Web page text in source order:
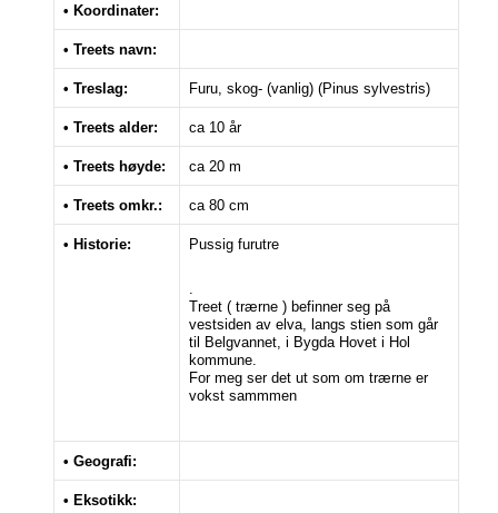
• Koordinater:
• Treets navn:
• Treslag: Furu, skog- (vanlig) (Pinus sylvestris)
• Treets alder: ca 10 år
• Treets høyde: ca 20 m
• Treets omkr.: ca 80 cm
• Historie: Pussig furutre
Treet ( trærne ) befinner seg på
vestsiden av elva, langs stien som går
til Belgvannet, i Bygda Hovet i Hol
kommune.
For meg ser det ut som om trærne er
vokst sammmen
• Geografi:
• Eksotikk: